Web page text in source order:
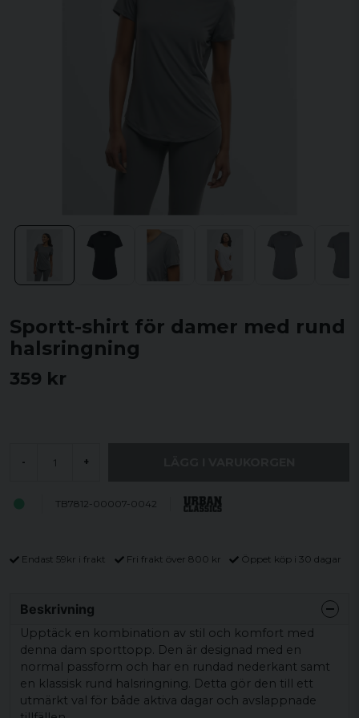
Sportt-shirt för damer med rund
halsringning
359 kr
- +
TB7812-00007-0042
Endast 59kr i frakt Fri frakt över 800 kr Öppet köp i 30 dagar
Beskrivning
Upptäck en kombination av stil och komfort med
denna dam sporttopp. Den är designad med en
normal passform och har en rundad nederkant samt
en klassisk rund halsringning. Detta gör den till ett
utmärkt val för både aktiva dagar och avslappnade